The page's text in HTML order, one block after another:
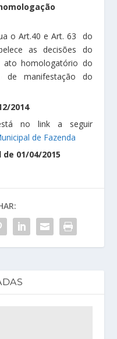
o Art.40 e Art. 63 do
as decisões do
ato homologatório do
de manifestação do
2014
no link a seguir
de Fazenda
01/04/2015